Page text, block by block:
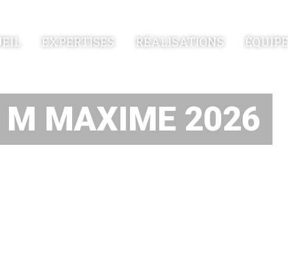
EXPERTISES RÉALISATIONS ÉQUIPE
M MAXIME 2026